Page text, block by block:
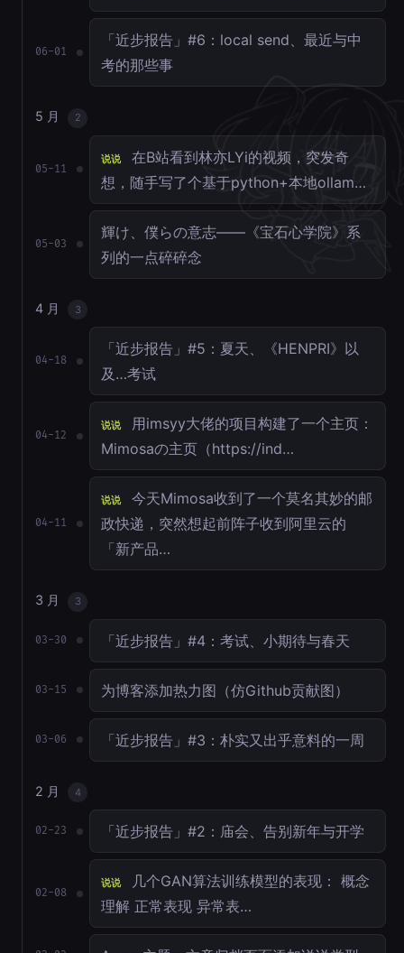
06-01
「近步报告」#6：local send、最近与中
考的那些事
5 月 2
05-11
说说
在B站看到林亦LYi的视频，突发奇
想，随手写了个基于python+本地ollam…
05-03
輝け、僕らの意志——《宝石心学院》系
列的一点碎碎念
4 月 3
04-18
「近步报告」#5：夏天、《HENPRI》以
及…考试
04-12
说说
用imsyy大佬的项目构建了一个主页：
Mimosaの主页（https://ind…
04-11
说说
今天Mimosa收到了一个莫名其妙的邮
政快递，突然想起前阵子收到阿里云的
「新产品…
3 月 3
03-30 「近步报告」#4：考试、小期待与春天
03-15 为博客添加热力图（仿Github贡献图）
03-06 「近步报告」#3：朴实又出乎意料的一周
2 月 4
02-23 「近步报告」#2：庙会、告别新年与开学
02-08
说说
几个GAN算法训练模型的表现： 概念
理解 正常表现 异常表…